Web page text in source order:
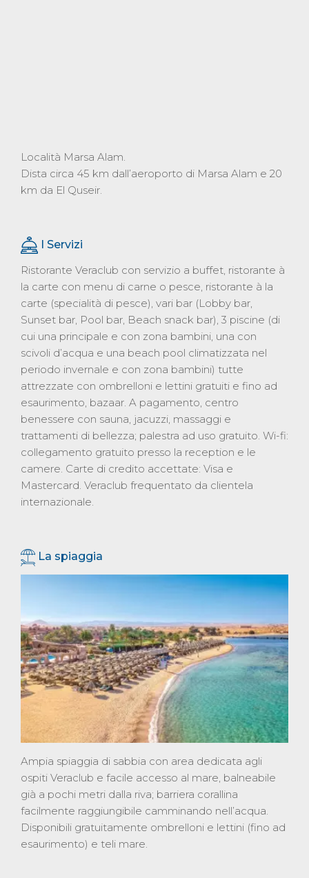
Località Marsa Alam.
Dista circa 45 km dall’aeroporto di Marsa Alam e 20
km da El Quseir.
I Servizi
Ristorante Veraclub con servizio a buffet, ristorante à
la carte con menu di carne o pesce, ristorante à la
carte (specialità di pesce), vari bar (Lobby bar,
Sunset bar, Pool bar, Beach snack bar), 3 piscine (di
cui una principale e con zona bambini, una con
scivoli d’acqua e una beach pool climatizzata nel
periodo invernale e con zona bambini) tutte
attrezzate con ombrelloni e lettini gratuiti e fino ad
esaurimento, bazaar. A pagamento, centro
benessere con sauna, jacuzzi, massaggi e
trattamenti di bellezza; palestra ad uso gratuito. Wi-fi:
collegamento gratuito presso la reception e le
camere. Carte di credito accettate: Visa e
Mastercard. Veraclub frequentato da clientela
internazionale.
La spiaggia
Ampia spiaggia di sabbia con area dedicata agli
ospiti Veraclub e facile accesso al mare, balneabile
già a pochi metri dalla riva; barriera corallina
facilmente raggiungibile camminando nell’acqua.
Disponibili gratuitamente ombrelloni e lettini (fino ad
esaurimento) e teli mare.